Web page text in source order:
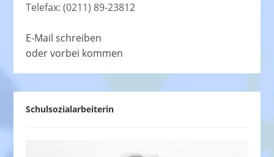
Telefax: (0211) 89-23812
E-Mail schreiben
oder vorbei kommen
Schulsozialarbeiterin